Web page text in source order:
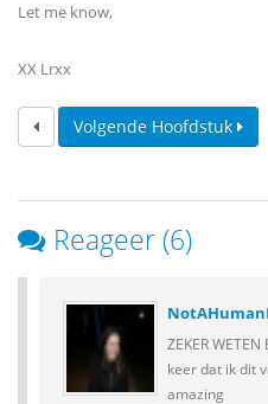
Let me know,
XX Lrxx
Volgende Hoofdstuk
Reageer (6)
ZEKER
keer dat ik dit
amazing